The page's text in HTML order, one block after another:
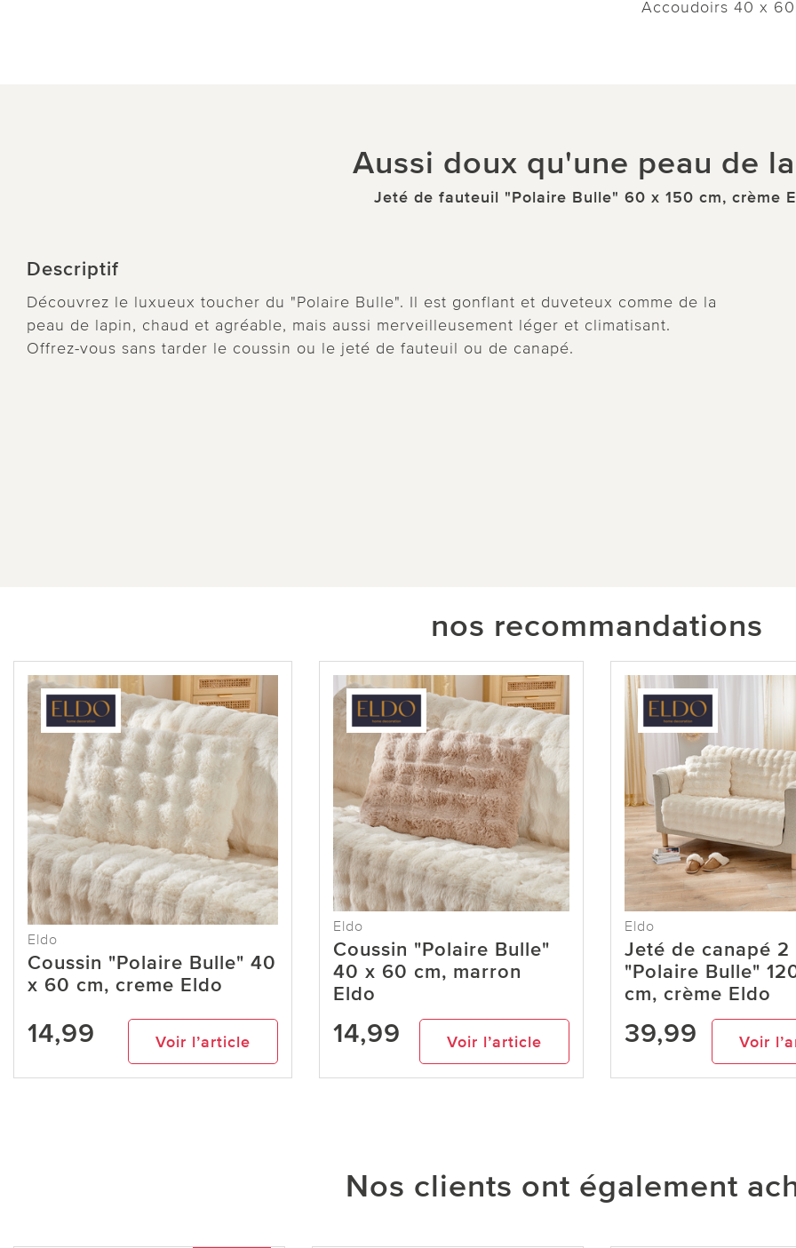
Accoudoirs 40 x
Aussi doux qu'une peau de
Jeté de fauteuil "Polaire Bulle" 60 x 150 cm, crème
Descriptif
Découvrez le luxueux toucher du "Polaire Bulle". Il est gonflant et duveteux comme de la
peau de lapin, chaud et agréable, mais aussi merveilleusement léger et climatisant.
Offrez-vous sans tarder le coussin ou le jeté de fauteuil ou de canapé.
nos recommandations
Eldo
Coussin "Polaire Bulle" 40
x 60 cm, creme Eldo
14,99 Voir l’article
Eldo
Coussin "Polaire Bulle"
40 x 60 cm, marron
Eldo
14,99 Voir l’article
Eldo
Jeté de canapé 2
"Polaire Bulle"
cm, crème Eldo
39,99 Voir
Nos clients ont également